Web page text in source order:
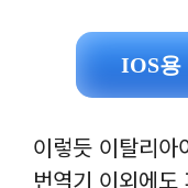
IOS용
이렇듯 이탈리
번역기 이외에